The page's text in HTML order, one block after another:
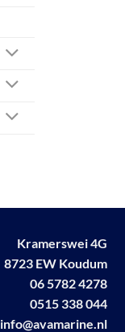
Kramerswei 4G
8723 EW Koudum
06 5782 4278
0515 338 044
info@avamarine.nl